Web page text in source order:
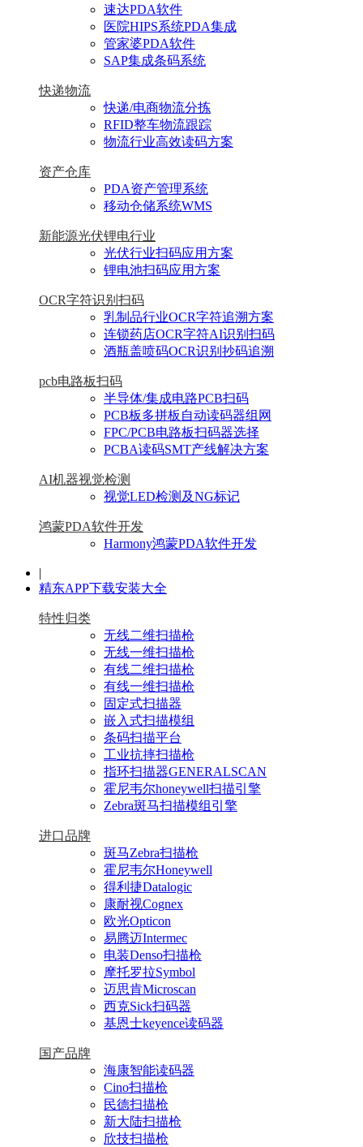
速达PDA软件
医院HIPS系统PDA集成
管家婆PDA软件
SAP集成条码系统
快递物流
快递/电商物流分拣
RFID整车物流跟踪
物流行业高效读码方案
资产仓库
PDA资产管理系统
移动仓储系统WMS
新能源光伏锂电行业
光伏行业扫码应用方案
锂电池扫码应用方案
OCR字符识别扫码
乳制品行业OCR字符追溯方案
连锁药店OCR字符AI识别扫码
酒瓶盖喷码OCR识别抄码追溯
pcb电路板扫码
半导体/集成电路PCB扫码
PCB板多拼板自动读码器组网
FPC/PCB电路板扫码器选择
PCBA读码SMT产线解决方案
AI机器视觉检测
视觉LED检测及NG标记
鸿蒙PDA软件开发
Harmony鸿蒙PDA软件开发
|
精东APP下载安装大全
特性归类
无线二维扫描枪
无线一维扫描枪
有线二维扫描枪
有线一维扫描枪
固定式扫描器
嵌入式扫描模组
条码扫描平台
工业抗摔扫描枪
指环扫描器GENERALSCAN
霍尼韦尔honeywell扫描引擎
Zebra斑马扫描模组引擎
进口品牌
斑马Zebra扫描枪
霍尼韦尔Honeywell
得利捷Datalogic
康耐视Cognex
欧光Opticon
易腾迈Intermec
电装Denso扫描枪
摩托罗拉Symbol
迈思肯Microscan
西克Sick扫码器
基恩士keyence读码器
国产品牌
海康智能读码器
Cino扫描枪
民德扫描枪
新大陆扫描枪
欣技扫描枪